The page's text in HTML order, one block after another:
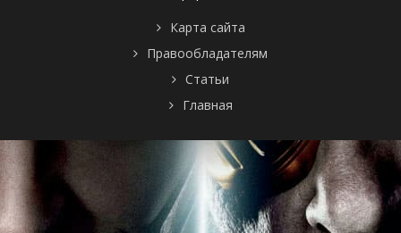
Карта сайта
Правообладателям
Статьи
Главная